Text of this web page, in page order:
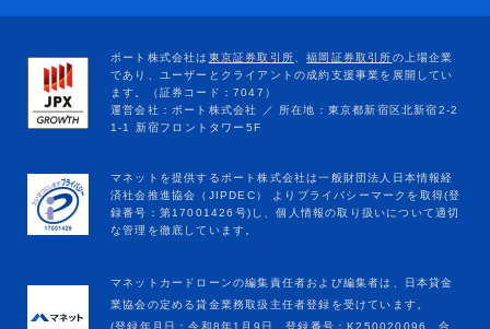
マネットカードローンの編集責任者および編集者は、日本貸金
業協会の定める貸金業務取扱主任者登録を受けています。
(登録年月日：令和8年1月9日、登録番号：K250020096、合